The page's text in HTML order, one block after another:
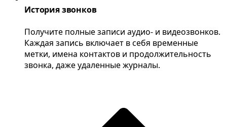
История звонков
Получите полные записи аудио- и видеозвонков.
Каждая запись включает в себя временные
метки, имена контактов и продолжительность
звонка, даже удаленные журналы.